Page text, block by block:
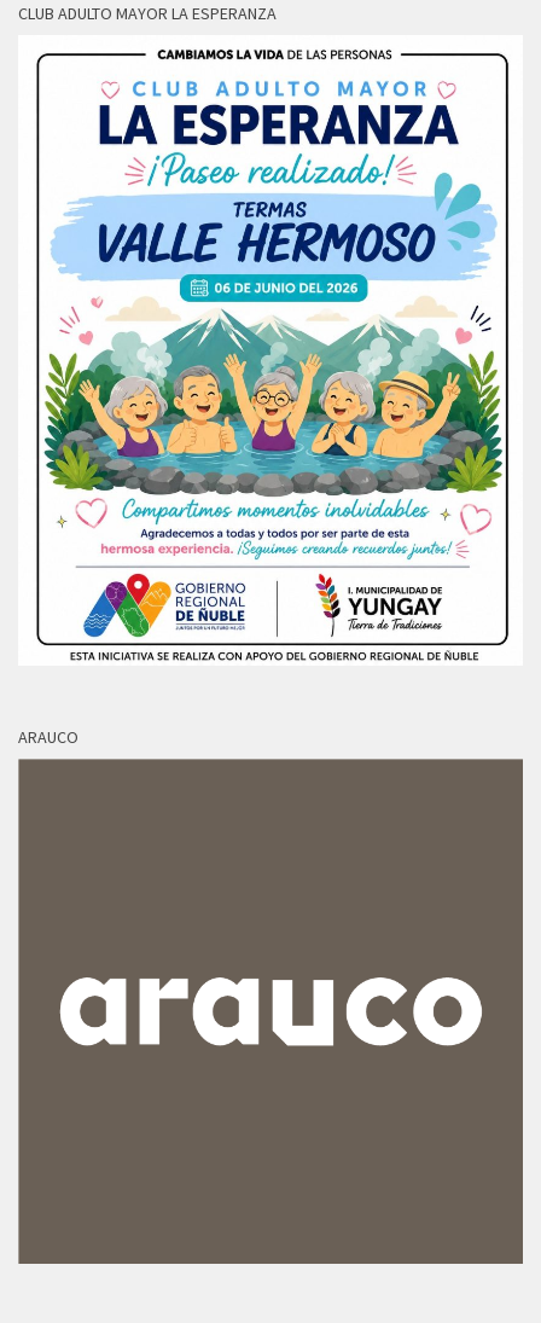
CLUB ADULTO MAYOR LA ESPERANZA
ARAUCO